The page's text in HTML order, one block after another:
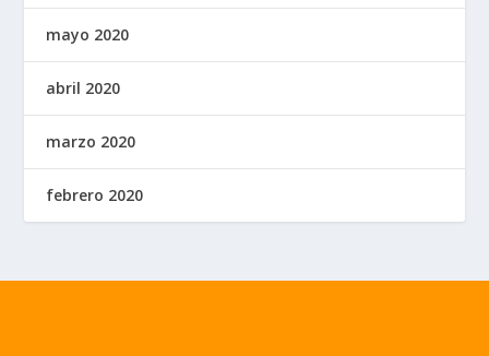
mayo 2020
abril 2020
marzo 2020
febrero 2020